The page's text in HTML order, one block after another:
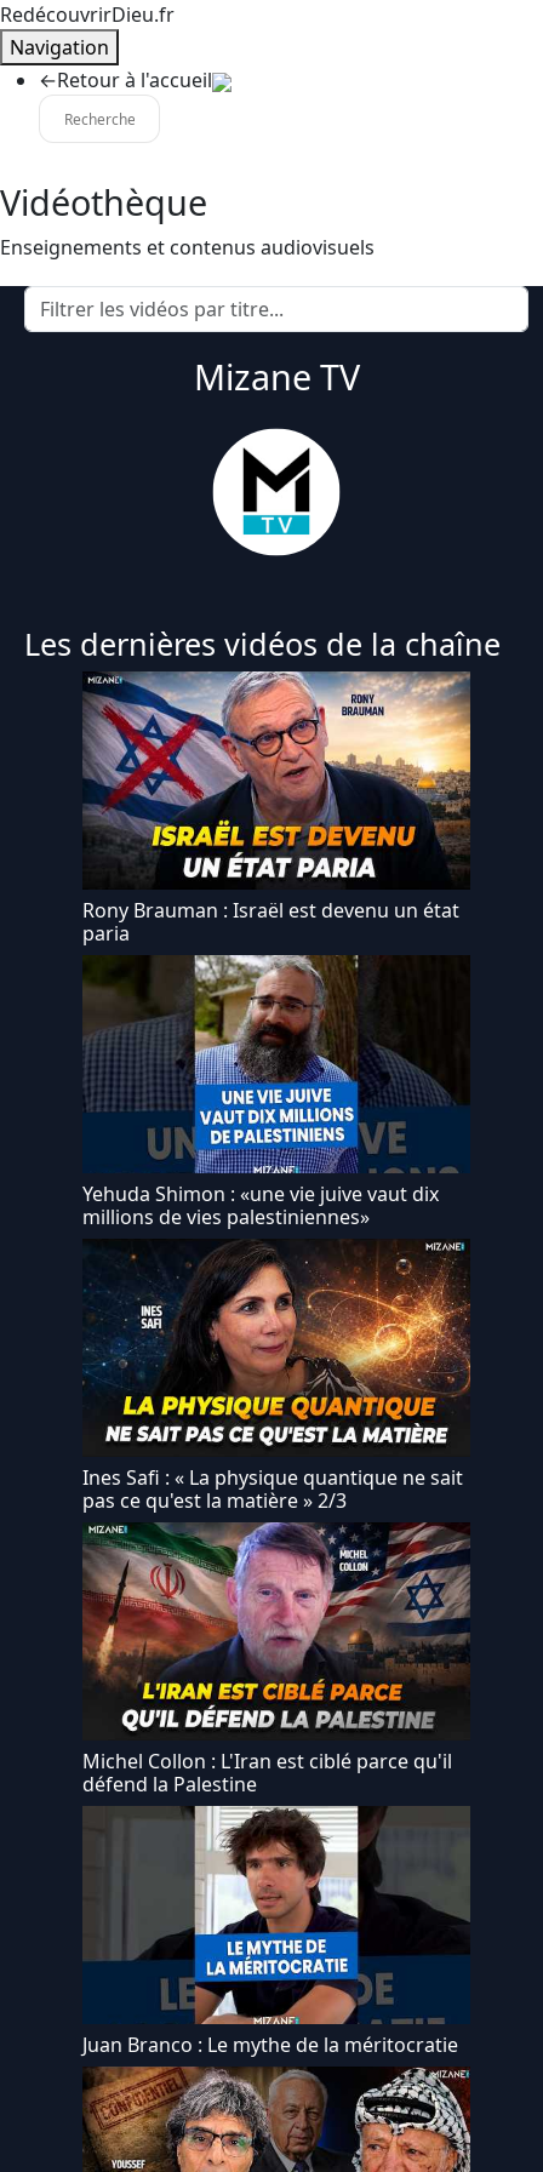
RedécouvrirDieu.fr
Navigation
←Retour à l'accueil
Vidéothèque
Enseignements et contenus audiovisuels
Mizane TV
Les dernières vidéos de la chaîne
Rony Brauman : Israël est devenu un état
paria
Yehuda Shimon : «une vie juive vaut dix
millions de vies palestiniennes»
Ines Safi : « La physique quantique ne sait
pas ce qu'est la matière » 2/3
Michel Collon : L'Iran est ciblé parce qu'il
défend la Palestine
Juan Branco : Le mythe de la méritocratie